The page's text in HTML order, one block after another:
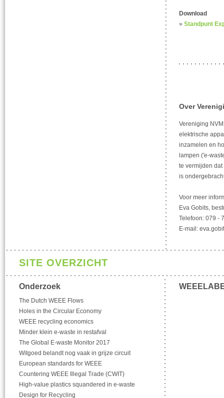
Download
» Standpunt
Over
Vereniging
elektrische
inzamelen en
lampen ('e-
te vermijden
is
Voor meer
Eva Gobits,
Telefoon: 079 -
E-mail:
SITE OVERZICHT
Onderzoek
The Dutch WEEE Flows
Holes in the Circular Economy
WEEE recycling economics
Minder klein e-waste in restafval
The Global E-waste Monitor 2017
Witgoed belandt nog vaak in grijze circuit
European standards for WEEE
Countering WEEE Illegal Trade (CWIT)
High-value plastics squandered in e-waste
Design for Recycling